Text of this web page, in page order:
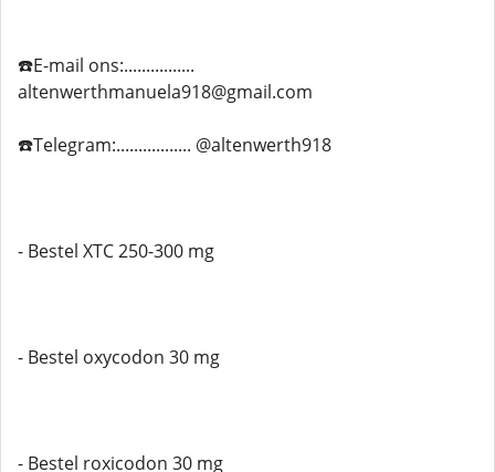
☎️E-mail ons:................
altenwerthmanuela918@gmail.com
☎️Telegram:................. @altenwerth918
- Bestel XTC 250-300 mg
- Bestel oxycodon 30 mg
- Bestel roxicodon 30 mg